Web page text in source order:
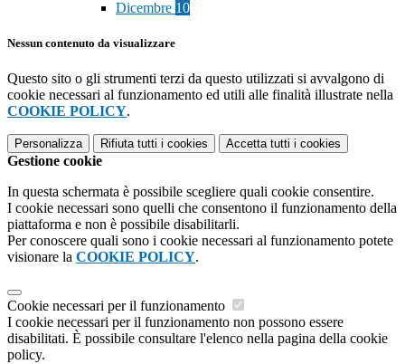
Dicembre 10
Nessun contenuto da visualizzare
Questo sito o gli strumenti terzi da questo utilizzati si avvalgono di
cookie necessari al funzionamento ed utili alle finalità illustrate nella
COOKIE POLICY.
Personalizza Rifiuta tutti i cookies Accetta tutti i cookies
Gestione cookie
In questa schermata è possibile scegliere quali cookie consentire.
I cookie necessari sono quelli che consentono il funzionamento della
piattaforma e non è possibile disabilitarli.
Per conoscere quali sono i cookie necessari al funzionamento potete
visionare la COOKIE POLICY.
Cookie necessari per il funzionamento
I cookie necessari per il funzionamento non possono essere
disabilitati. È possibile consultare l'elenco nella pagina della cookie
policy.